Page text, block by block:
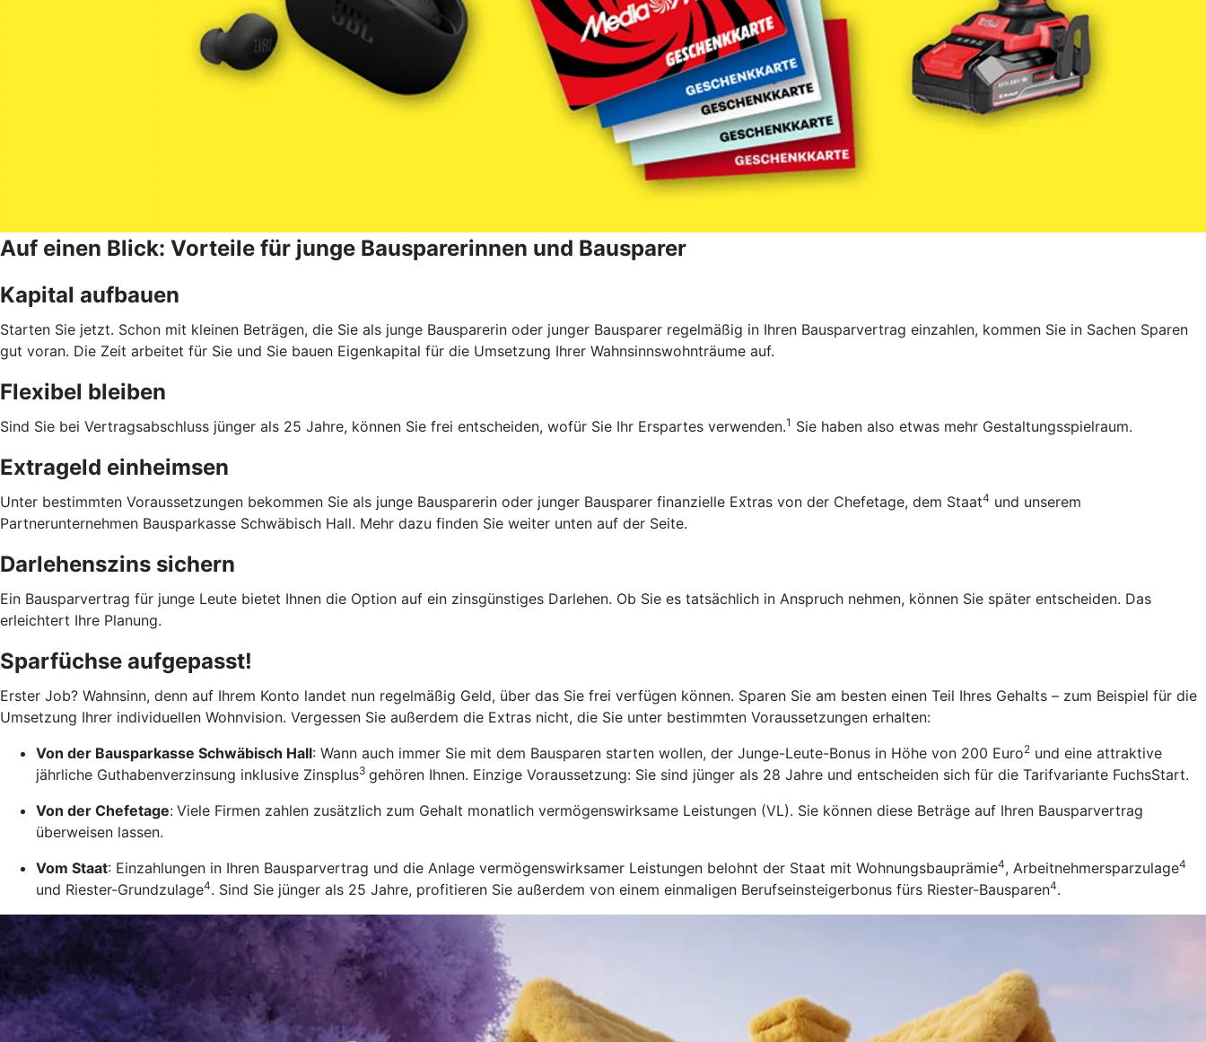
Auf einen Blick: Vorteile für junge Bausparerinnen und Bausparer
Kapital aufbauen
Starten Sie jetzt. Schon mit kleinen Beträgen, die Sie als junge Bausparerin oder junger Bausparer regelmäßig in Ihren Bausparvertrag einzahlen, kommen Sie in Sachen Sparen
gut voran. Die Zeit arbeitet für Sie und Sie bauen Eigenkapital für die Umsetzung Ihrer Wahnsinnswohnträume auf.
Flexibel bleiben
Sind Sie bei Vertragsabschluss jünger als 25 Jahre, können Sie frei entscheiden, wofür Sie Ihr Erspartes verwenden.1 Sie haben also etwas mehr Gestaltungsspielraum.
Extrageld einheimsen
Unter bestimmten Voraussetzungen bekommen Sie als junge Bausparerin oder junger Bausparer finanzielle Extras von der Chefetage, dem Staat4 und unserem
Partnerunternehmen Bausparkasse Schwäbisch Hall. Mehr dazu finden Sie weiter unten auf der Seite.
Darlehenszins sichern
Ein Bausparvertrag für junge Leute bietet Ihnen die Option auf ein zinsgünstiges Darlehen. Ob Sie es tatsächlich in Anspruch nehmen, können Sie später entscheiden. Das
erleichtert Ihre Planung.
Sparfüchse aufgepasst!
Erster Job? Wahnsinn, denn auf Ihrem Konto landet nun regelmäßig Geld, über das Sie frei verfügen können. Sparen Sie am besten einen Teil Ihres Gehalts – zum Beispiel für die
Umsetzung Ihrer individuellen Wohnvision. Vergessen Sie außerdem die Extras nicht, die Sie unter bestimmten Voraussetzungen erhalten:
Von der Bausparkasse Schwäbisch Hall: Wann auch immer Sie mit dem Bausparen starten wollen, der Junge-Leute-Bonus in Höhe von 200 Euro2 und eine attraktive
jährliche Guthabenverzinsung inklusive Zinsplus3 gehören Ihnen. Einzige Voraussetzung: Sie sind jünger als 28 Jahre und entscheiden sich für die Tarifvariante FuchsStart.
Von der Chefetage: Viele Firmen zahlen zusätzlich zum Gehalt monatlich vermögenswirksame Leistungen (VL). Sie können diese Beträge auf Ihren Bausparvertrag
überweisen lassen.
Vom Staat: Einzahlungen in Ihren Bausparvertrag und die Anlage vermögenswirksamer Leistungen belohnt der Staat mit Wohnungsbauprämie4, Arbeitnehmersparzulage4
und Riester-Grundzulage4. Sind Sie jünger als 25 Jahre, profitieren Sie außerdem von einem einmaligen Berufseinsteigerbonus fürs Riester-Bausparen4.